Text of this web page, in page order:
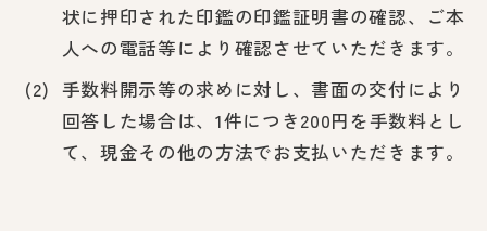
状に押印された印鑑の印鑑証明書の確認、ご本
人への電話等により確認させていただきます。
手数料開示等の求めに対し、書面の交付により
回答した場合は、1件につき200円を手数料とし
て、現金その他の方法でお支払いただきます。